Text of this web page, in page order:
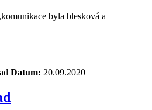
byla blesková a
Datum: 20.09.2020